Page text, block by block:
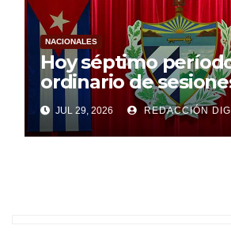
NACIONALES
Hoy séptimo
ordinario de
Asamblea Nacional
JUL 29, 2026 REDACCIÓN